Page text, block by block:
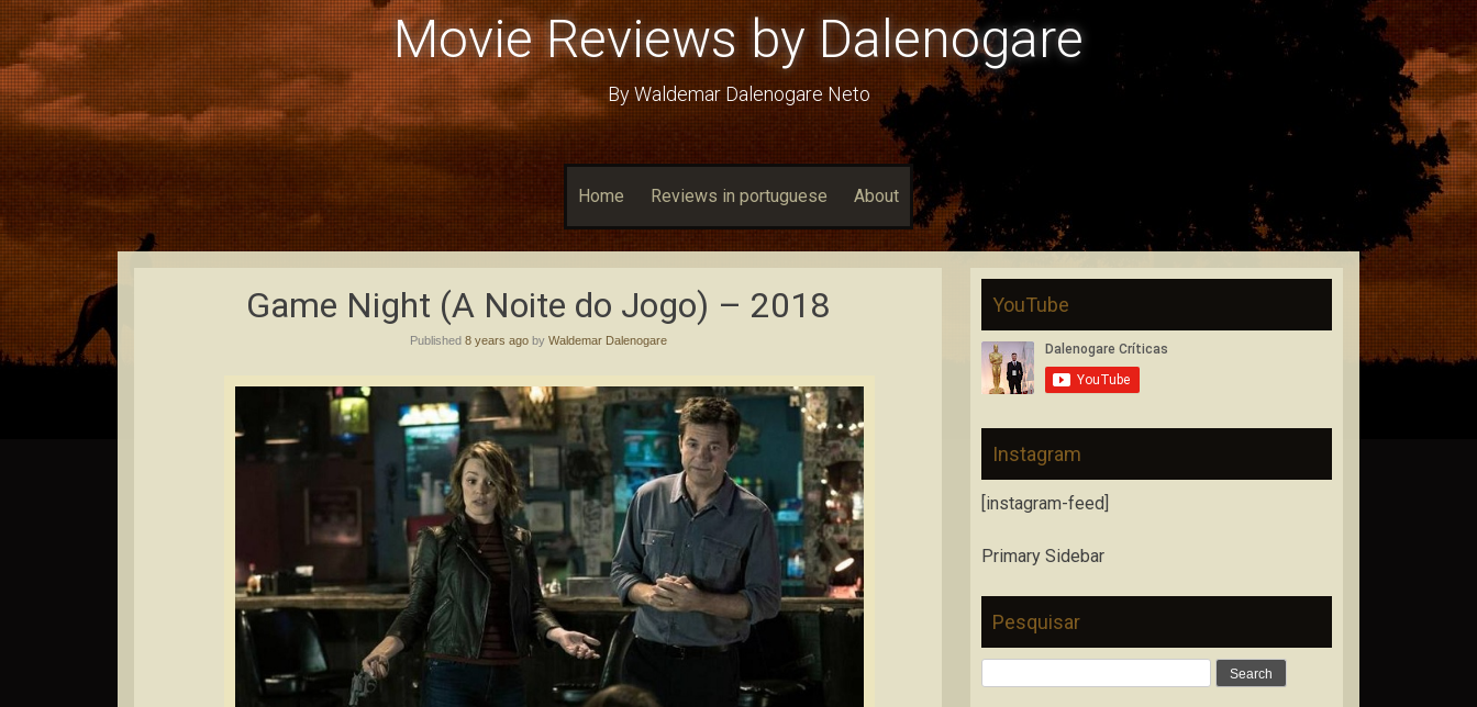
Movie Reviews by Dalenogare
By Waldemar Dalenogare Neto
Home Reviews in portuguese About
Game Night (A Noite do Jogo) – 2018
Published 8 years agoby Waldemar Dalenogare
YouTube
Instagram
[instagram-feed]
Primary Sidebar
Pesquisar